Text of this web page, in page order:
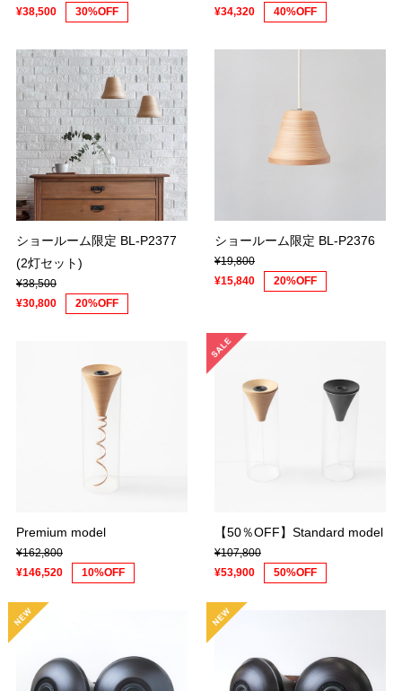
¥38,500
30%OFF
¥34,320
40%OFF
ショールーム限定 BL-P2377
(2灯セット)
¥38,500
¥30,800
20%OFF
ショールーム限定 BL-P2376
¥19,800
¥15,840
20%OFF
Premium model
¥162,800
¥146,520
10%OFF
【50％OFF】Standard model
¥107,800
¥53,900
50%OFF